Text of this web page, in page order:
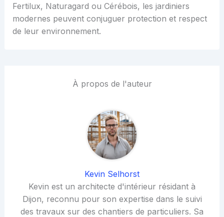
Fertilux, Naturagard ou Cérébois, les jardiniers
modernes peuvent conjuguer protection et respect
de leur environnement.
À propos de l'auteur
Kevin Selhorst
Kevin est un architecte d'intérieur résidant à
Dijon, reconnu pour son expertise dans le suivi
des travaux sur des chantiers de particuliers. Sa